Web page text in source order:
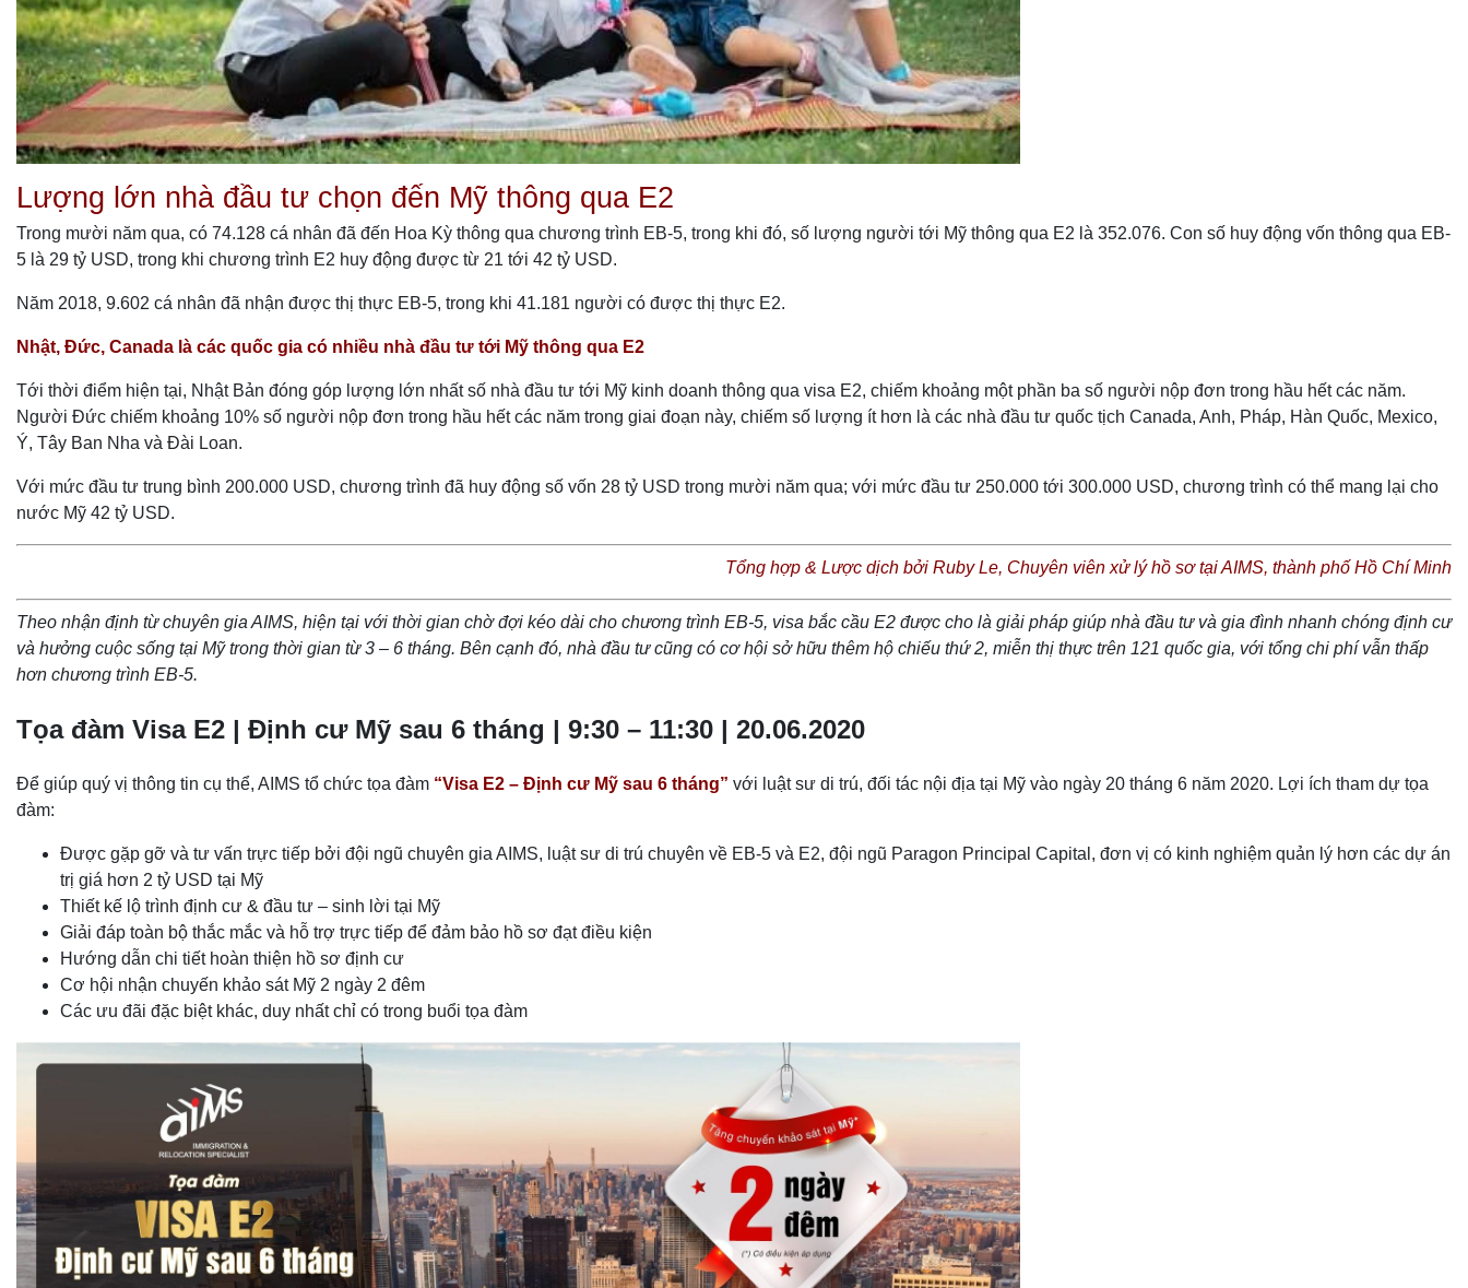
Lượng lớn nhà đầu tư chọn đến Mỹ thông qua E2
Trong mười năm qua, có 74.128 cá nhân đã đến Hoa Kỳ thông qua chương trình EB-5, trong khi đó, số lượng người tới Mỹ thông qua E2 là 352.076. Con số huy động vốn thông qua EB-
5 là 29 tỷ USD, trong khi chương trình E2 huy động được từ 21 tới 42 tỷ USD.
Năm 2018, 9.602 cá nhân đã nhận được thị thực EB-5, trong khi 41.181 người có được thị thực E2.
Nhật, Đức, Canada là các quốc gia có nhiều nhà đầu tư tới Mỹ thông qua E2
Tới thời điểm hiện tại, Nhật Bản đóng góp lượng lớn nhất số nhà đầu tư tới Mỹ kinh doanh thông qua visa E2, chiếm khoảng một phần ba số người nộp đơn trong hầu hết các năm.
Người Đức chiếm khoảng 10% số người nộp đơn trong hầu hết các năm trong giai đoạn này, chiếm số lượng ít hơn là các nhà đầu tư quốc tịch Canada, Anh, Pháp, Hàn Quốc, Mexico,
Ý, Tây Ban Nha và Đài Loan.
Với mức đầu tư trung bình 200.000 USD, chương trình đã huy động số vốn 28 tỷ USD trong mười năm qua; với mức đầu tư 250.000 tới 300.000 USD, chương trình có thể mang lại cho
nước Mỹ 42 tỷ USD.
Tổng hợp & Lược dịch bởi Ruby Le, Chuyên viên xử lý hồ sơ tại AIMS, thành phố Hồ Chí Minh
Theo nhận định từ chuyên gia AIMS, hiện tại với thời gian chờ đợi kéo dài cho chương trình EB-5, visa bắc cầu E2 được cho là giải pháp giúp nhà đầu tư và gia đình nhanh chóng định cư
và hưởng cuộc sống tại Mỹ trong thời gian từ 3 – 6 tháng. Bên cạnh đó, nhà đầu tư cũng có cơ hội sở hữu thêm hộ chiếu thứ 2, miễn thị thực trên 121 quốc gia, với tổng chi phí vẫn thấp
hơn chương trình EB-5.
Tọa đàm Visa E2 | Định cư Mỹ sau 6 tháng | 9:30 – 11:30 | 20.06.2020
Để giúp quý vị thông tin cụ thể, AIMS tổ chức tọa đàm “Visa E2 – Định cư Mỹ sau 6 tháng” với luật sư di trú, đối tác nội địa tại Mỹ vào ngày 20 tháng 6 năm 2020. Lợi ích tham dự tọa
đàm:
Được gặp gỡ và tư vấn trực tiếp bởi đội ngũ chuyên gia AIMS, luật sư di trú chuyên về EB-5 và E2, đội ngũ Paragon Principal Capital, đơn vị có kinh nghiệm quản lý hơn các dự án
trị giá hơn 2 tỷ USD tại Mỹ
Thiết kế lộ trình định cư & đầu tư – sinh lời tại Mỹ
Giải đáp toàn bộ thắc mắc và hỗ trợ trực tiếp để đảm bảo hồ sơ đạt điều kiện
Hướng dẫn chi tiết hoàn thiện hồ sơ định cư
Cơ hội nhận chuyến khảo sát Mỹ 2 ngày 2 đêm
Các ưu đãi đặc biệt khác, duy nhất chỉ có trong buổi tọa đàm